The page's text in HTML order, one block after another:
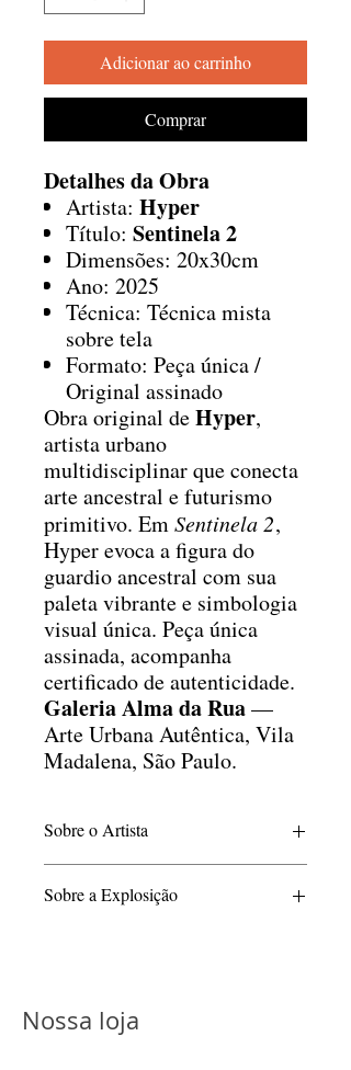
Adicionar ao carrinho
Comprar
Detalhes da Obra
Artista: Hyper
Título: Sentinela 2
Dimensões: 20x30cm
Ano: 2025
Técnica: Técnica mista
sobre tela
Formato: Peça única /
Original assinado
Obra original deHyper,
artista urbano
multidisciplinar que conecta
arte ancestral e futurismo
primitivo. EmSentinela 2,
Hyper evoca a figura do
guardio ancestral com sua
paleta vibrante e simbologia
visual única. Peça única
assinada, acompanha
certificado de autenticidade.
Galeria Alma da Rua—
Arte Urbana Autêntica, Vila
Madalena, São Paulo.
Sobre o Artista
grafite brasileiro, utiliza sua arte para
trabalho.
Sobre a Explosição
mas do fogo, das pedras, do barro e do
espírito.
Nossa loja